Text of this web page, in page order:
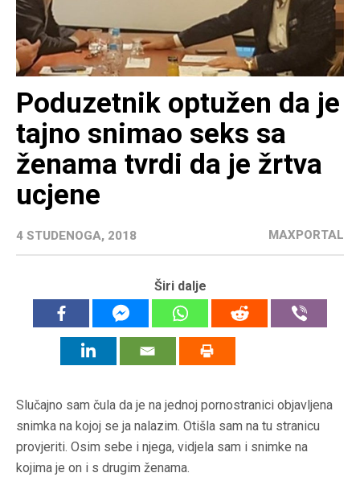
Poduzetnik optužen da je
tajno snimao seks sa
ženama tvrdi da je žrtva
ucjene
4 STUDENOGA, 2018 MAXPORTAL
Širi dalje
Slučajno sam čula da je na jednoj pornostranici objavljena
snimka na kojoj se ja nalazim. Otišla sam na tu stranicu
provjeriti. Osim sebe i njega, vidjela sam i snimke na
kojima je on i s drugim ženama.